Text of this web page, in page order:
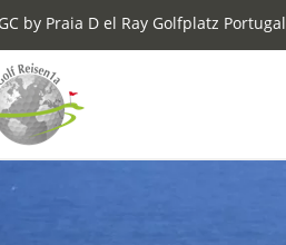
by Praia D el Ray Golfplatz Portugal